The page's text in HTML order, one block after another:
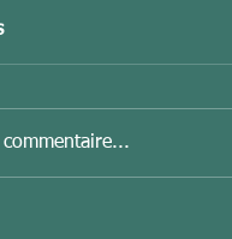
commentaire...